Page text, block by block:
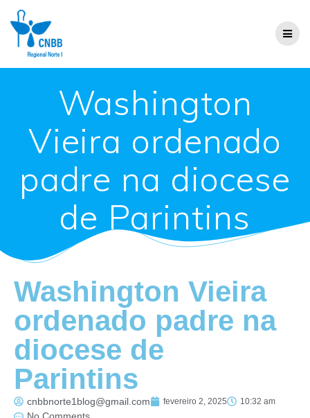
Washington
Vieira ordenado
padre na diocese
de Parintins
Washington Vieira
ordenado padre na
diocese de
Parintins
cnbbnorte1blog@gmail.com fevereiro 2, 2025 10:32 am